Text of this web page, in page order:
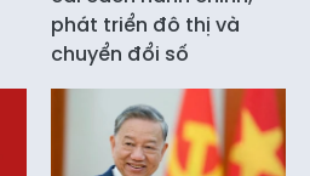
phát triển đô thị và
chuyển đổi số